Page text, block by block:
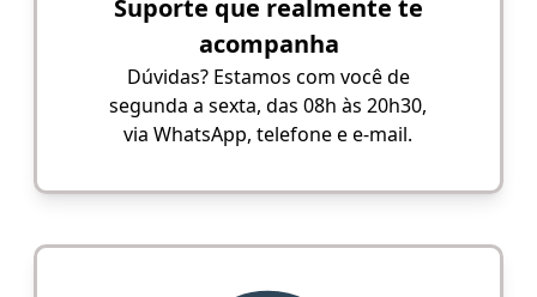
Suporte que realmente te
acompanha
Dúvidas? Estamos com você de
segunda a sexta, das 08h às 20h30,
via WhatsApp, telefone e e-mail.